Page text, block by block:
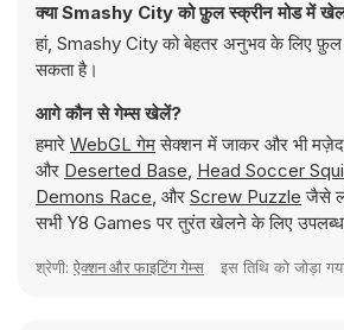
क्या Smashy City को फ़ुल स्क्रीन मोड में
हां, Smashy City को बेहतर अनुभव के लिए फ़ुल
सकता है।
आगे कौन से गेम्स खेलें?
हमारे WebGL गेमसेक्शन में जाकर और भी
और Deserted Base, Head Soccer
Demons Race, और Screw Puzzle जैसे
सभी Y8 Games पर तुरंत खेलने के लिए
श्रेणी: ऐक्शन और फाइटिंग गेम्स इस तिथि को जोड़ा